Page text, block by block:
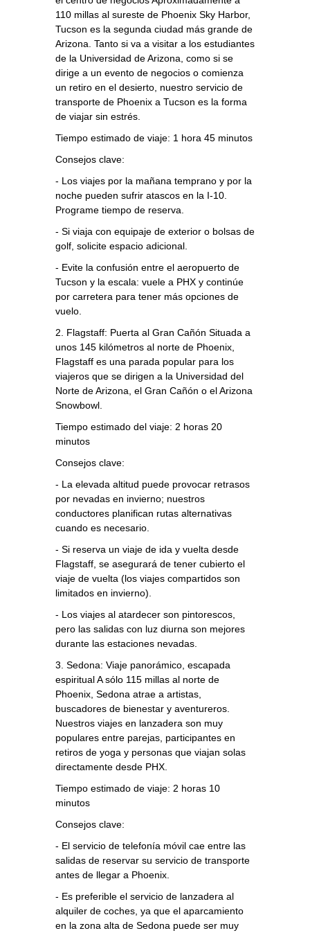
110 millas al sureste de Phoenix Sky Harbor,
Tucson es la segunda ciudad más grande de
Arizona. Tanto si va a visitar a los estudiantes
de la Universidad de Arizona, como si se
dirige a un evento de negocios o comienza
un retiro en el desierto, nuestro servicio de
transporte de Phoenix a Tucson es la forma
de viajar sin estrés.
Tiempo estimado de viaje: 1 hora 45 minutos
Consejos clave:
- Los viajes por la mañana temprano y por la
noche pueden sufrir atascos en la I-10.
Programe tiempo de reserva.
- Si viaja con equipaje de exterior o bolsas de
golf, solicite espacio adicional.
- Evite la confusión entre el aeropuerto de
Tucson y la escala: vuele a PHX y continúe
por carretera para tener más opciones de
vuelo.
2. Flagstaff: Puerta al Gran Cañón Situada a
unos 145 kilómetros al norte de Phoenix,
Flagstaff es una parada popular para los
viajeros que se dirigen a la Universidad del
Norte de Arizona, el Gran Cañón o el Arizona
Snowbowl.
Tiempo estimado del viaje: 2 horas 20
minutos
Consejos clave:
- La elevada altitud puede provocar retrasos
por nevadas en invierno; nuestros
conductores planifican rutas alternativas
cuando es necesario.
- Si reserva un viaje de ida y vuelta desde
Flagstaff, se asegurará de tener cubierto el
viaje de vuelta (los viajes compartidos son
limitados en invierno).
- Los viajes al atardecer son pintorescos,
pero las salidas con luz diurna son mejores
durante las estaciones nevadas.
3. Sedona: Viaje panorámico, escapada
espiritual A sólo 115 millas al norte de
Phoenix, Sedona atrae a artistas,
buscadores de bienestar y aventureros.
Nuestros viajes en lanzadera son muy
populares entre parejas, participantes en
retiros de yoga y personas que viajan solas
directamente desde PHX.
Tiempo estimado de viaje: 2 horas 10
minutos
Consejos clave:
- El servicio de telefonía móvil cae entre las
salidas de reservar su servicio de transporte
antes de llegar a Phoenix.
- Es preferible el servicio de lanzadera al
alquiler de coches, ya que el aparcamiento
en la zona alta de Sedona puede ser muy